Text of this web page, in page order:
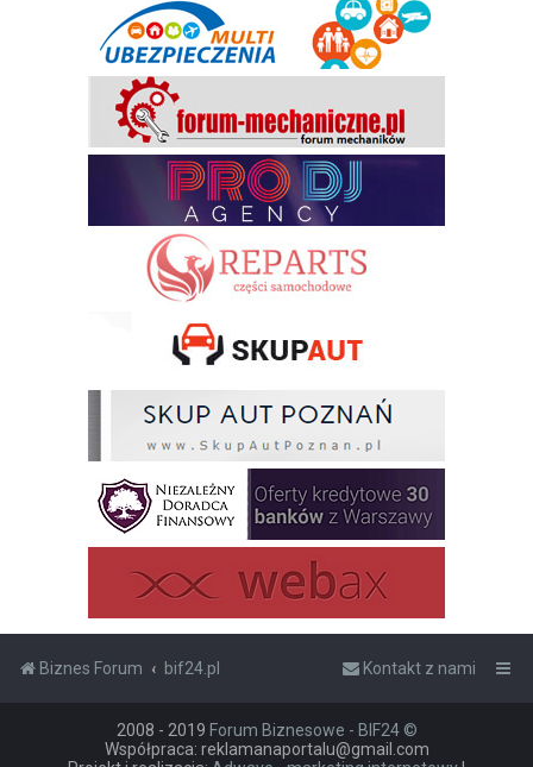
Biznes Forum bif24.pl Kontakt z nami
2008 - 2019 Forum Biznesowe - BIF24 ©
Współpraca: reklamanaportalu@gmail.com